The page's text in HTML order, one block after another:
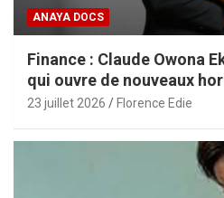
ANAYA DOCS
Finance : Claude Owona
qui ouvre de nouveaux
aux PME africaines
23 juillet 2026 Florence Edie